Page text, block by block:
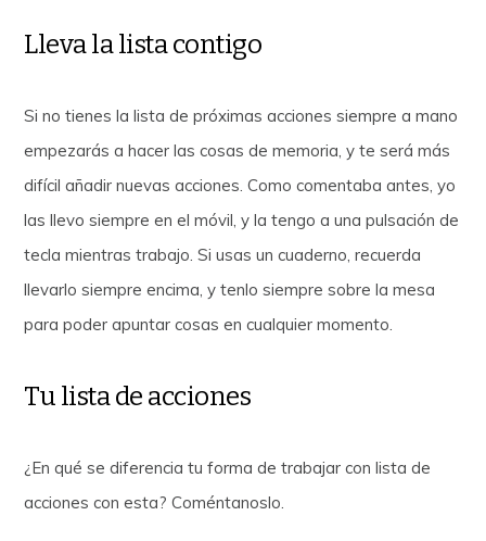
Lleva la lista contigo
Si no tienes la lista de próximas acciones siempre a mano
empezarás a hacer las cosas de memoria, y te será más
difícil añadir nuevas acciones. Como comentaba antes, yo
las llevo siempre en el móvil, y la tengo a una pulsación de
tecla mientras trabajo. Si usas un cuaderno, recuerda
llevarlo siempre encima, y tenlo siempre sobre la mesa
para poder apuntar cosas en cualquier momento.
Tu lista de acciones
¿En qué se diferencia tu forma de trabajar con lista de
acciones con esta? Coméntanoslo.